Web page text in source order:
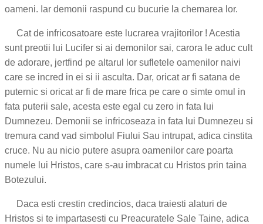
oameni. Iar demonii raspund cu bucurie la chemarea lor.
Cat de infricosatoare este lucrarea vrajitorilor ! Acestia
sunt preotii lui Lucifer si ai demonilor sai, carora le aduc cult
de adorare, jertfind pe altarul lor sufletele oamenilor naivi
care se incred in ei si ii asculta. Dar, oricat ar fi satana de
puternic si oricat ar fi de mare frica pe care o simte omul in
fata puterii sale, acesta este egal cu zero in fata lui
Dumnezeu. Demonii se infricoseaza in fata lui Dumnezeu si
tremura cand vad simbolul Fiului Sau intrupat, adica cinstita
cruce. Nu au nicio putere asupra oamenilor care poarta
numele lui Hristos, care s-au imbracat cu Hristos prin taina
Botezului.
Daca esti crestin credincios, daca traiesti alaturi de
Hristos si te impartasesti cu Preacuratele Sale Taine, adica